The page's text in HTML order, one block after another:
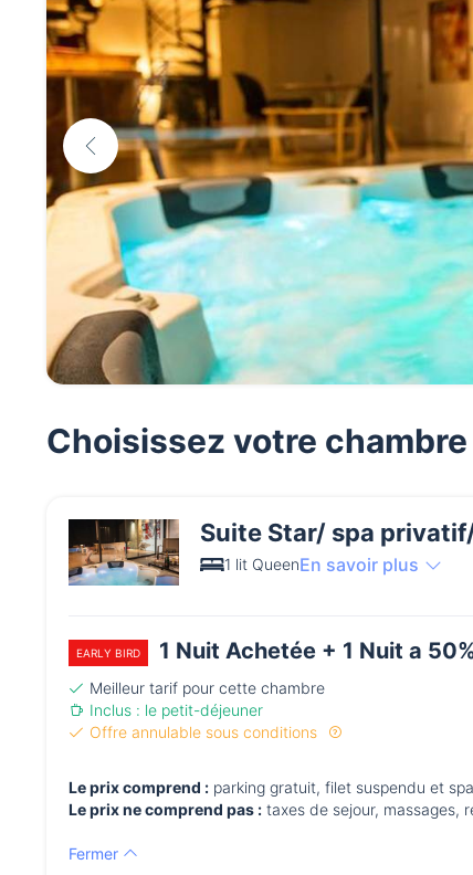
Choisissez votre chambre
Suite Star/ spa
1 lit QueenEn savoir plus
EARLY BIRD 1 Nuit Achetée + 1 Nuit a
Meilleur tarif pour cette chambre
Inclus : le petit-déjeuner
Offre annulable sous conditions
Le prix comprend : parking gratuit, filet suspendu et
Le prix ne comprend pas : taxes de sejour, massages,
Fermer